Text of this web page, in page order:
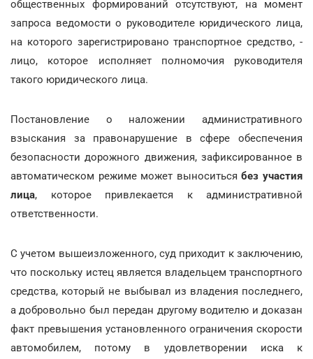
общественных формирований отсутствуют, на момент
запроса ведомости о руководителе юридического лица,
на которого зарегистрировано транспортное средство, -
лицо, которое исполняет полномочия руководителя
такого юридического лица.
Постановление о наложении административного
взыскания за правонарушение в сфере обеспечения
безопасности дорожного движения, зафиксированное в
автоматическом режиме может выноситьсябез участия
лица, которое привлекается к административной
ответственности.
С учетом вышеизложенного, суд приходит к заключению,
что поскольку истец является владельцем транспортного
средства, который не выбывал из владения последнего,
а добровольно был передан другому водителю и доказан
факт превышения установленного ограничения скорости
автомобилем, потому в удовлетворении иска к